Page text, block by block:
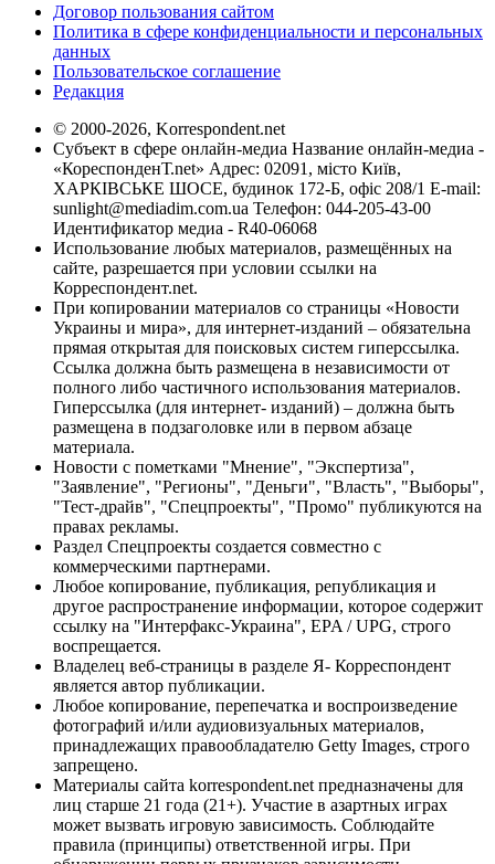
Договор пользования сайтом
Политика в сфере конфиденциальности и персональных
данных
Пользовательское соглашение
Редакция
© 2000-2026, Korrespondent.net
Субъект в сфере онлайн-медиа Название онлайн-медиа -
«КореспонденТ.net» Адрес: 02091, місто Київ,
ХАРКІВСЬКЕ ШОСЕ, будинок 172-Б, офіс 208/1 E-mail:
sunlight@mediadim.com.ua Телефон: 044-205-43-00
Идентификатор медиа - R40-06068
Использование любых материалов, размещённых на
сайте, разрешается при условии ссылки на
Корреспондент.net.
При копировании материалов со страницы «Новости
Украины и мира», для интернет-изданий – обязательна
прямая открытая для поисковых систем гиперссылка.
Ссылка должна быть размещена в независимости от
полного либо частичного использования материалов.
Гиперссылка (для интернет- изданий) – должна быть
размещена в подзаголовке или в первом абзаце
материала.
Новости с пометками "Мнение", "Экспертиза",
"Заявление", "Регионы", "Деньги", "Власть", "Выборы",
"Тест-драйв", "Спецпроекты", "Промо" публикуются на
правах рекламы.
Раздел Спецпроекты создается совместно с
коммерческими партнерами.
Любое копирование, публикация, републикация и
другое распространение информации, которое содержит
ссылку на "Интерфакс-Украина", EPA / UPG, строго
воспрещается.
Владелец веб-страницы в разделе Я- Корреспондент
является автор публикации.
Любое копирование, перепечатка и воспроизведение
фотографий и/или аудиовизуальных материалов,
принадлежащих правообладателю Getty Images, строго
запрещено.
Материалы сайта korrespondent.net предназначены для
лиц старше 21 года (21+). Участие в азартных играх
может вызвать игровую зависимость. Соблюдайте
правила (принципы) ответственной игры. При